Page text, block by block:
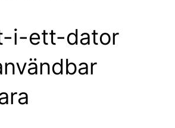
i-ett-dator